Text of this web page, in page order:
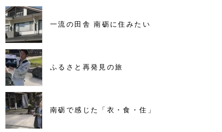
一流の田舎 南砺に住みたい
ふるさと再発見の旅
南砺で感じた「衣・食・住」